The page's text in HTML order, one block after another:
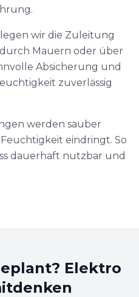
wir die Zuleitung
Mauern oder über
Absicherung und
zuverlässig
werden sauber
eindringt. So
dauerhaft nutzbar und
Elektro